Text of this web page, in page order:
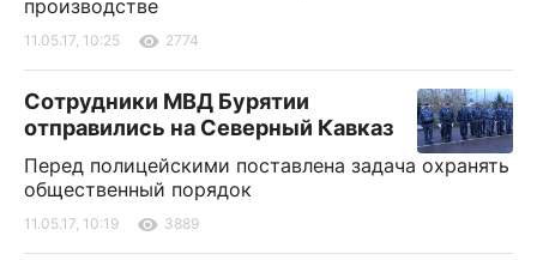
производстве
11.05.17, 10:25 2774
Сотрудники МВД Бурятии
отправились на Северный Кавказ
Перед полицейскими поставлена задача охранять
общественный порядок
11.05.17, 10:19 3889